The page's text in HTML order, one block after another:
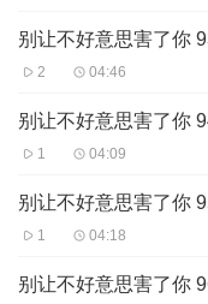
2 04:46
1 04:09
1 04:18